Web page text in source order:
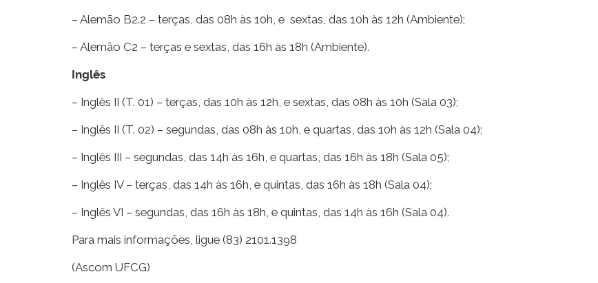
– Alemão B2.2 – terças, das 08h às 10h, e sextas, das 10h às 12h (Ambiente);
– Alemão C2 – terças e sextas, das 16h às 18h (Ambiente).
Inglês
– Inglês II (T. 01) – terças, das 10h às 12h, e sextas, das 08h às 10h (Sala 03);
– Inglês II (T. 02) – segundas, das 08h às 10h, e quartas, das 10h às 12h (Sala 04);
– Inglês III – segundas, das 14h às 16h, e quartas, das 16h às 18h (Sala 05);
– Inglês IV – terças, das 14h às 16h, e quintas, das 16h às 18h (Sala 04);
– Inglês VI – segundas, das 16h às 18h, e quintas, das 14h às 16h (Sala 04).
Para mais informações, ligue (83) 2101.1398
(Ascom UFCG)